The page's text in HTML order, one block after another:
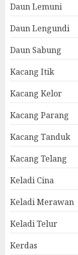
Daun Lemuni
Daun Lengundi
Daun Sabung
Kacang Itik
Kacang Kelor
Kacang Parang
Kacang Tanduk
Kacang Telang
Keladi Cina
Keladi Merawan
Keladi Telur
Kerdas